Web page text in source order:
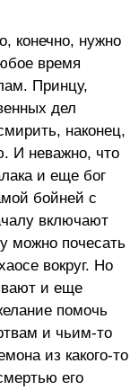
конечно, нужно
время
Принцу,
дел
наконец,
И неважно, что
и еще бог
бойней с
включают
можно почесать
вокруг. Но
и еще
помочь
и чьим-то
из какого-то
его